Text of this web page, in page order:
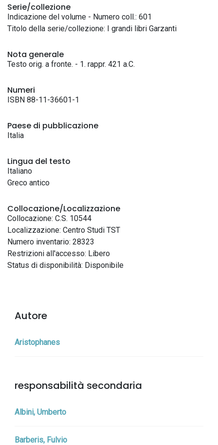
Serie/collezione
Indicazione del volume - Numero coll.: 601
Titolo della serie/collezione: I grandi libri Garzanti
Nota generale
Testo orig. a fronte. - 1. rappr. 421 a.C.
Numeri
ISBN 88-11-36601-1
Paese di pubblicazione
Italia
Lingua del testo
Italiano
Greco antico
Collocazione/Localizzazione
Collocazione: C.S. 10544
Localizzazione: Centro Studi TST
Numero inventario: 28323
Restrizioni all'accesso: Libero
Status di disponibilità: Disponibile
Autore
Aristophanes
responsabilità secondaria
Albini, Umberto
Barberis, Fulvio